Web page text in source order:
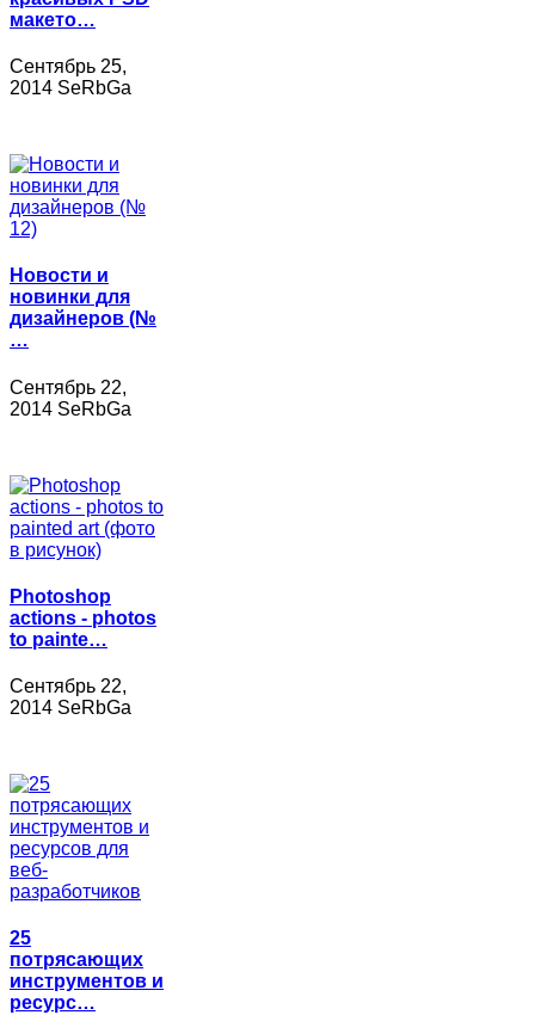
макето…
Сентябрь 25,
2014 SeRbGa
Новости и
новинки для
дизайнеров (№
…
Сентябрь 22,
2014 SeRbGa
Photoshop
actions - photos
to painte…
Сентябрь 22,
2014 SeRbGa
25
потрясающих
инструментов и
ресурс…